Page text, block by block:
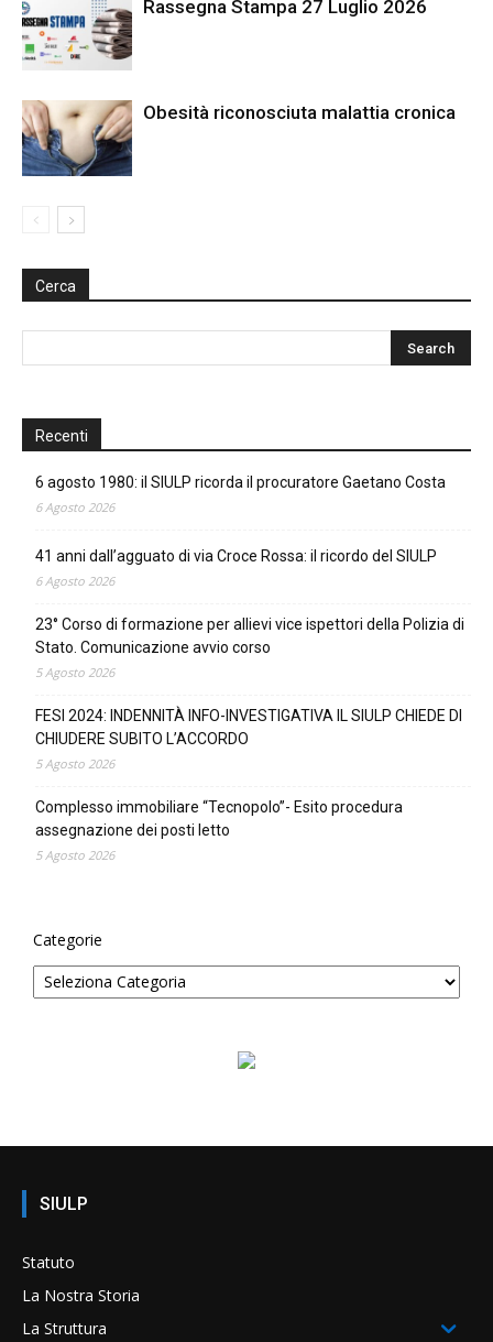
Rassegna Stampa 27 Luglio 2026
Obesità riconosciuta malattia cronica
Cerca
Recenti
6 agosto 1980: il SIULP ricorda il procuratore Gaetano Costa
6 Agosto 2026
41 anni dall’agguato di via Croce Rossa: il ricordo del SIULP
6 Agosto 2026
23° Corso di formazione per allievi vice ispettori della Polizia di
Stato. Comunicazione avvio corso
5 Agosto 2026
FESI 2024: INDENNITÀ INFO-INVESTIGATIVA IL SIULP CHIEDE DI
CHIUDERE SUBITO L’ACCORDO
5 Agosto 2026
Complesso immobiliare “Tecnopolo”- Esito procedura
assegnazione dei posti letto
5 Agosto 2026
Categorie
SIULP
Statuto
La Nostra Storia
La Struttura